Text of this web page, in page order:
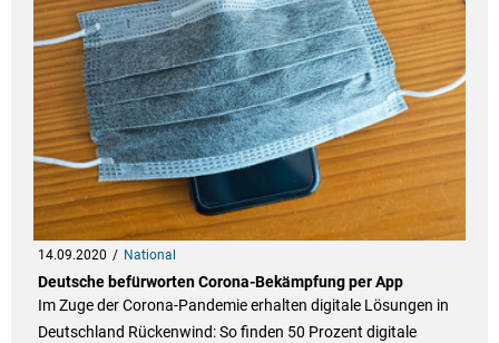
14.09.2020 National
Deutsche befürworten Corona-Bekämpfung per App
Im Zuge der Corona-Pandemie erhalten digitale Lösungen in
Deutschland Rückenwind: So finden 50 Prozent digitale